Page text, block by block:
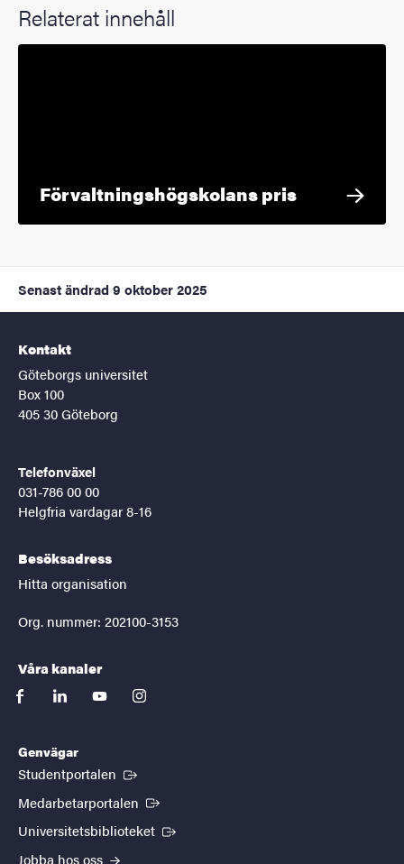
Relaterat innehåll
Förvaltningshögskolans pris
Senast ändrad 9 oktober 2025
Kontakt
Göteborgs universitet
Box 100
405 30 Göteborg
Telefonväxel
031-786 00 00
Helgfria vardagar 8-16
Besöksadress
Hitta organisation
Org. nummer: 202100-3153
Våra kanaler
facebooklinkedinyoutubeinstagram
Genvägar
Studentportalen (Extern länk)
Medarbetarportalen (Extern länk)
Universitetsbiblioteket (Extern länk)
Jobba hos oss